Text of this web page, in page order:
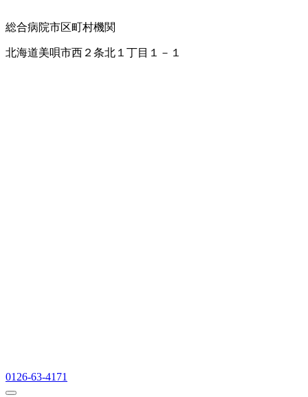
総合病院市区町村機関
北海道美唄市西２条北１丁目１－１
0126-63-4171